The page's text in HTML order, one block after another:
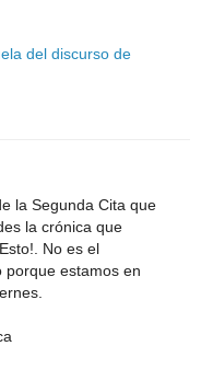
del discurso de
la Segunda Cita que
la crónica que
No es el
porque estamos en